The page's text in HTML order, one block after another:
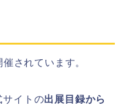
催されています。
サイトの出展目録から